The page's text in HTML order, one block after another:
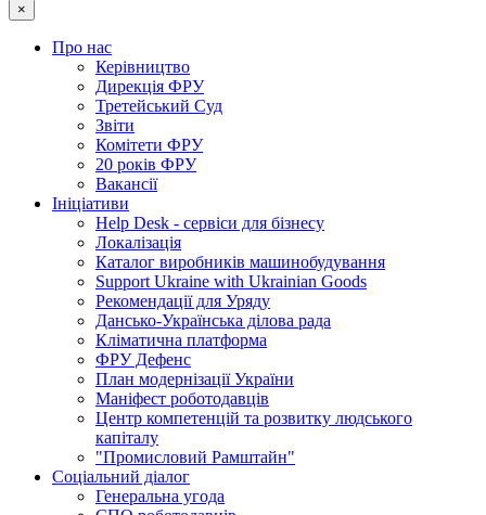
×
Про нас
Керівництво
Дирекція ФРУ
Третейський Суд
Звіти
Комітети ФРУ
20 років ФРУ
Вакансії
Ініціативи
Help Desk - сервіси для бізнесу
Локалізація
Каталог виробників машинобудування
Support Ukraine with Ukrainian Goods
Рекомендації для Уряду
Дансько-Українська ділова рада
Кліматична платформа
ФРУ Дефенс
План модернізації України
Маніфест роботодавців
Центр компетенцій та розвитку людського
капіталу
"Промисловий Рамштайн"
Соціальний діалог
Генеральна угода